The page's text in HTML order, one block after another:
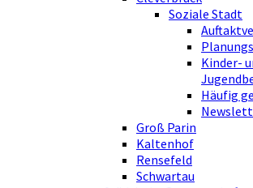
Soziale Stadt
Kinder-
Häufig
Groß Parin
Kaltenhof
Rensefeld
Schwartau